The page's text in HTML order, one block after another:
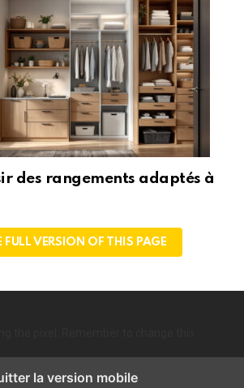
des rangements adaptés à
FULL VERSION OF THIS PAGE
la version mobile